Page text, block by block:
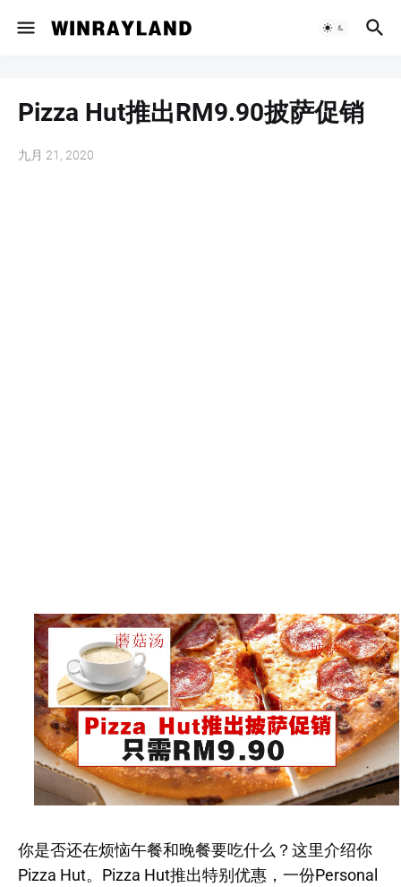
Pizza Hut推出RM9.90披萨促销
九月 21, 2020
你是否还在烦恼午餐和晚餐要吃什么？这里介绍你
Pizza Hut。Pizza Hut推出特别优惠，一份Personal